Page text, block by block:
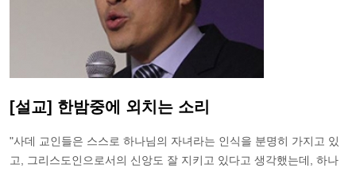
[설교] 한밤중에 외치는 소리
"사데 교인들은 스스로 하나님의 자녀라는 인식을 분명히 가지고 있
고, 그리스도인으로서의 신앙도 잘 지키고 있다고 생각했는데, 하나